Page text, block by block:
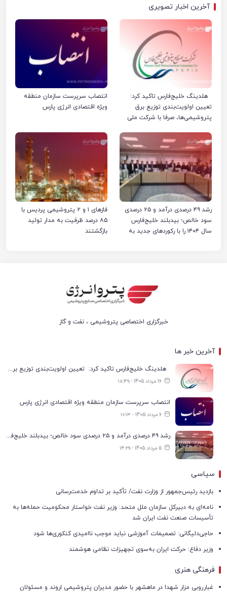
آخرین اخبار تصویری
هلدینگ خلیج‌فارس تاکید کرد:
تعیین اولویت‌بندی توزیع برق
پتروشیمی‌ها، صرفا با شرکت ملی
انتصاب سرپرست سازمان منطقه
ویژه اقتصادی انرژی پارس
رشد ۴۹ درصدی درآمد و ۲۵ درصدی
سود خالص؛ بیدبلند خلیج‌فارس
سال ۱۴۰۴ را با رکوردهای جدید به
فازهای ۱ و ۲ پتروشیمی پردیس با
۸۵ درصد ظرفیت به مدار تولید
بازگشتند
خبرگزاری اختصاصی پتروشیمی ، نفت و گاز
آخرین خبر ها
هلدینگ خلیج‌فارس تاکید کرد: تعیین اولویت‌بندی توزیع برق پتروشیمی‌ها، صرفا با شرکت ملی صنایع پتروشیمی ایران است
16 مرداد 1405 - ۱۸:۴۹
انتصاب سرپرست سازمان منطقه ویژه اقتصادی انرژی پارس
6 مرداد 1405 - ۱۰:۱۳
رشد ۴۹ درصدی درآمد و ۲۵ درصدی سود خالص؛ بیدبلند خلیج‌فارس سال ۱۴۰۴ را با رکوردهای جدید به پایان رساند
5 مرداد 1405 - ۱۴:۲۹
سیاسی
بازدید رئیس‌جمهور از وزارت نفت/ تأکید بر تداوم خدمت‌رسانی
نامه‌ای به دبیرکل سازمان ملل متحد: وزیر نفت خواستار محکومیت حمله‌ها به
تأسیسات صنعت نفت ایران شد
حاجی‌دلیگانی: تصمیمات آموزشی نباید موجب ناامیدی کنکوری‌ها شود
وزیر دفاع: حرکت ایران به‌سوی تجهیزات نظامی هوشمند
فرهنگی هنری
غبارروبی مزار شهدا در ماهشهر با حضور مدیران پتروشیمی اروند و مسئولان